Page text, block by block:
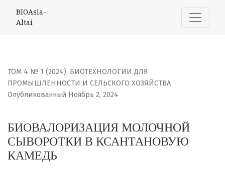
БИОВАЛОРИЗАЦИЯ МОЛОЧНОЙ СЫВОРОТКИ В
BIOAsia-
Altai
ТОМ 4 № 1 (2024), БИОТЕХНОЛОГИИ ДЛЯ
ПРОМЫШЛЕННОСТИ И СЕЛЬСКОГО ХОЗЯЙСТВА
БИОВАЛОРИЗАЦИЯ МОЛОЧНОЙ
СЫВОРОТКИ В КСАНТАНОВУЮ
КАМЕДЬ
Опубликованный Ноябрь 2, 2024